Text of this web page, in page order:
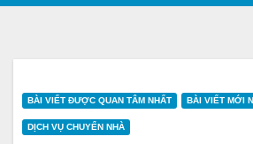
BÀI VIẾT ĐƯỢC QUAN TÂM NHẤT BÀI VIẾT MỚI
DỊCH VỤ CHUYỂN NHÀ